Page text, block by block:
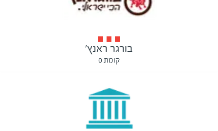
בורגר ראנץ'
קומת 0